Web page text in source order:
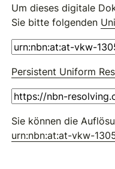
Um dieses digitale
Sie bitte folgenden
Persistent Uniform
Sie können die
urn:nbn:at:at-vkw-